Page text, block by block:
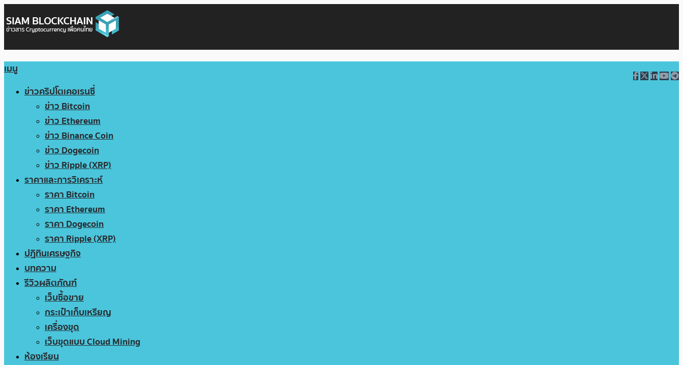
เมนู
ข่าวคริปโตเคอเรนซี่
ข่าว Bitcoin
ข่าว Ethereum
ข่าว Binance Coin
ข่าว Dogecoin
ข่าว Ripple (XRP)
ราคาและการวิเคราะห์
ราคา Bitcoin
ราคา Ethereum
ราคา Dogecoin
ราคา Ripple (XRP)
ปฏิทินเศรษฐกิจ
บทความ
รีวิวผลิตภัณฑ์
เว็บซื้อขาย
กระเป๋าเก็บเหรียญ
เครื่องขุด
เว็บขุดแบบ Cloud Mining
ห้องเรียน